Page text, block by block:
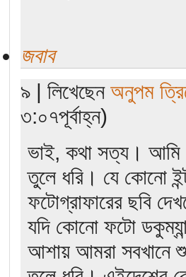
জবাব
৯ | লিখেছেন অনুপম
৩:০৭পূর্বাহ্ন)
ভাই, কথা সত্য। আমি
তুলে ধরি। যে কোনো
ফটোগ্রাফারের ছবি
যদি কোনো ফটো
আশায় আমরা সবখানে